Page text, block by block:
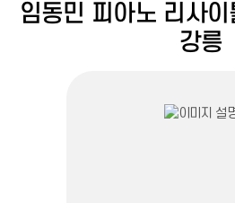
임동민 피아노 리사
강릉